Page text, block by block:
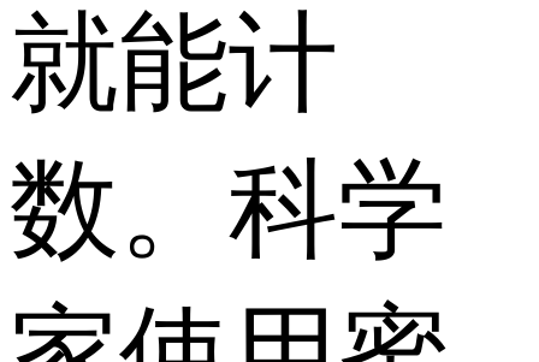
就能计
数。科学